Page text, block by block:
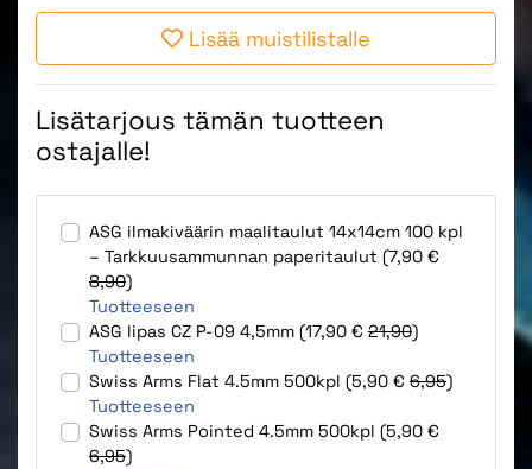
Lisää muistilistalle
Lisätarjous tämän tuotteen
ostajalle!
ASG ilmakiväärin maalitaulut 14x14cm 100 kpl
– Tarkkuusammunnan paperitaulut (7,90 €
8,90)
Tuotteeseen
ASG lipas CZ P-09 4,5mm (17,90 € 21,90)
Tuotteeseen
Swiss Arms Flat 4.5mm 500kpl (5,90 € 6,95)
Tuotteeseen
Swiss Arms Pointed 4.5mm 500kpl (5,90 €
6,95)